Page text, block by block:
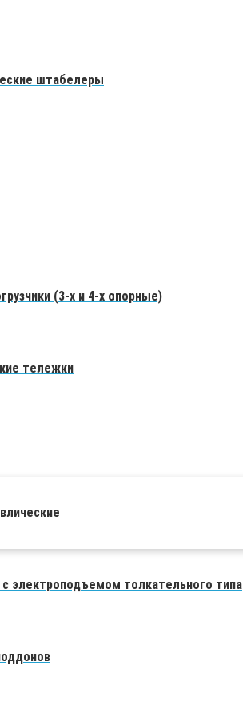
штабелеры
(3-х и 4-х опорные)
тележки
электроподъемом толкательного типа